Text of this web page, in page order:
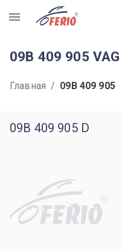
R
09B 409 905
Главная / 09B 409 905
09B 409 905 D
R